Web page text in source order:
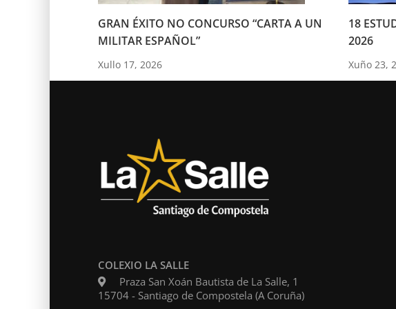
GRAN ÉXITO NO CONCURSO “CARTA A UN
MILITAR ESPAÑOL”
Xullo 17, 2026
18
2026
Xuño 23,
COLEXIO LA SALLE
Praza San Xoán Bautista de La Salle, 1
15704 - Santiago de Compostela (A Coruña)